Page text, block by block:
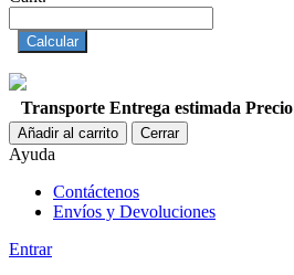
Calcular
Transporte Entrega estimada Precio
Añadir al carrito Cerrar
Ayuda
Contáctenos
Envíos y Devoluciones
Entrar